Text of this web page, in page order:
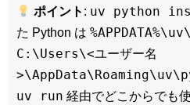
ポイント : uv python
た Python は
C:\Users\<ユーザー名
uv run 経由でどこからでも使